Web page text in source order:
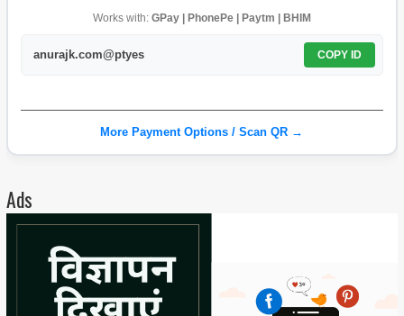
Works with: GPay | PhonePe | Paytm | BHIM
anurajk.com@ptyes COPY ID
More Payment Options / Scan QR →
Ads